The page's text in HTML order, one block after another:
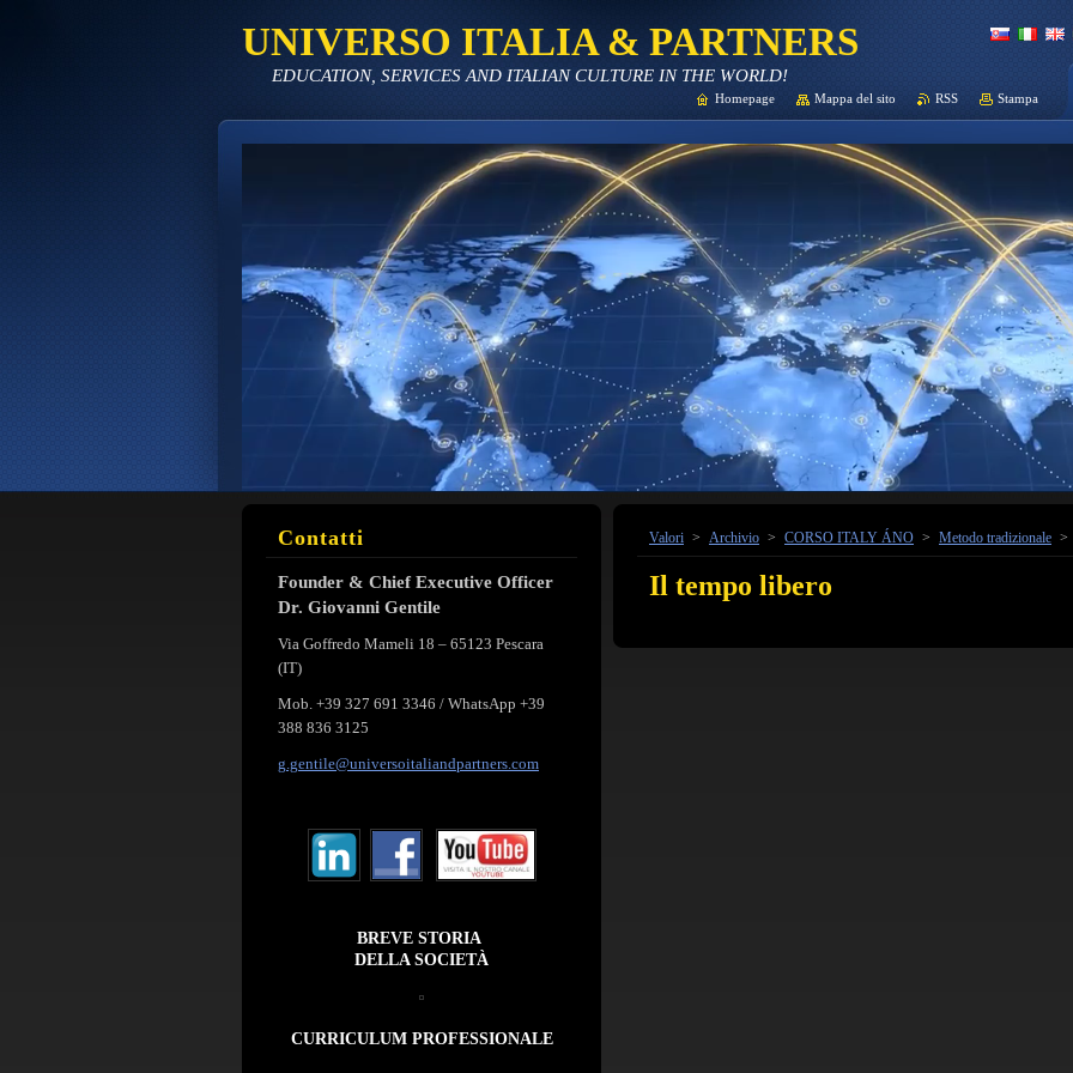
UNIVERSO ITALIA & PARTNERS
EDUCATION, SERVICES AND ITALIAN CULTURE IN THE WORLD!
Valori > Archivio > CORSO ITALY ÁNO > Metodo tradizionale >
Il tempo libero
Contatti
Founder & Chief Executive Officer
Dr. Giovanni Gentile
Via Goffredo Mameli 18 – 65123 Pescara
(IT)
Mob. +39 327 691 3346 / WhatsApp +39
388 836 3125
g.gentile@universoitaliandpartners.com
BREVE STORIA
DELLA SOCIETÀ
CURRICULUM PROFESSIONALE
Homepage Mappa del sito RSS Stampa